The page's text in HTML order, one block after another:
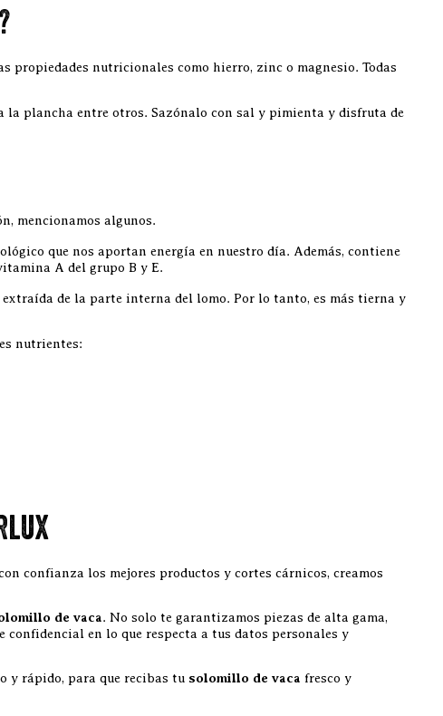
propiedades nutricionales como hierro, zinc o magnesio. Todas
la plancha entre otros. Sazónalo con sal y pimienta y disfruta de
mencionamos algunos.
que nos aportan energía en nuestro día. Además, contiene
A del grupo B y E.
extraída de la parte interna del lomo. Por lo tanto, es más tierna y
nutrientes:
confianza los mejores productos y cortes cárnicos, creamos
de vaca. No solo te garantizamos piezas de alta gama,
en lo que respecta a tus datos personales y
y rápido, para que recibas tu solomillo de vaca fresco y